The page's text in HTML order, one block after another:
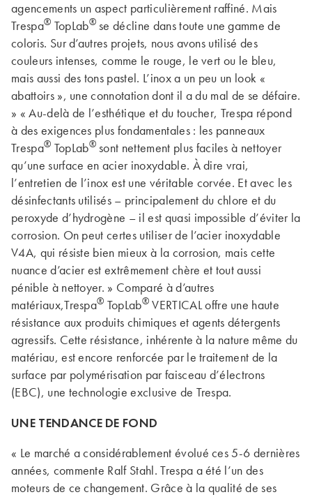
agencements un aspect particulièrement raffiné. Mais
Trespa® TopLab®se décline dans toute une gamme de
coloris. Sur d’autres projets, nous avons utilisé des
couleurs intenses, comme le rouge, le vert ou le bleu,
mais aussi des tons pastel. L’inox a un peu un look «
abattoirs », une connotation dont il a du mal de se défaire.
» « Au-delà de l’esthétique et du toucher, Trespa répond
à des exigences plus fondamentales : les panneaux
Trespa® TopLab®sont nettement plus faciles à nettoyer
qu’une surface en acier inoxydable. À dire vrai,
l’entretien de l’inox est une véritable corvée. Et avec les
désinfectants utilisés – principalement du chlore et du
peroxyde d’hydrogène – il est quasi impossible d’éviter la
corrosion. On peut certes utiliser de l’acier inoxydable
V4A, qui résiste bien mieux à la corrosion, mais cette
nuance d’acier est extrêmement chère et tout aussi
pénible à nettoyer. » Comparé à d’autres
matériaux,Trespa® TopLab® VERTICAL offre une haute
résistance aux produits chimiques et agents détergents
agressifs. Cette résistance, inhérente à la nature même du
matériau, est encore renforcée par le traitement de la
surface par polymérisation par faisceau d’électrons
(EBC), une technologie exclusive de Trespa.
UNE TENDANCE DE FOND
« Le marché a considérablement évolué ces 5-6 dernières
années, commente Ralf Stahl. Trespa a été l’un des
moteurs de ce changement. Grâce à la qualité de ses